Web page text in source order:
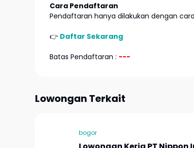
Cara Pendaftaran
Pendaftaran hanya dilakukan dengan
👉 Daftar Sekarang
Batas Pendaftaran : ---
Lowongan Terkait
bogor